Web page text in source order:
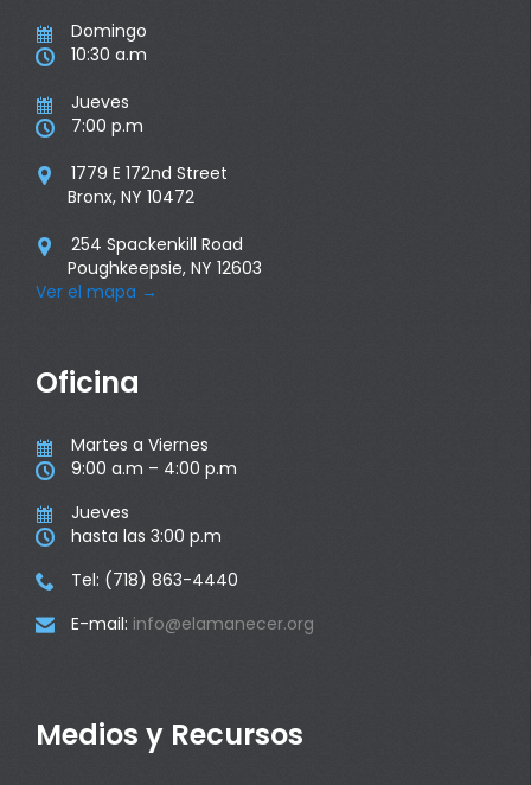
 Domingo
 10:30 a.m
 Jueves
 7:00 p.m

1779 E 172nd Street
Bronx, NY 10472

254 Spackenkill Road
Poughkeepsie, NY 12603
Ver el mapa →
Oficina
 Martes a Viernes
 9:00 a.m – 4:00 p.m
 Jueves
 hasta las 3:00 p.m
 Tel: (718) 863-4440
 E-mail: info@elamanecer.org
Medios y Recursos